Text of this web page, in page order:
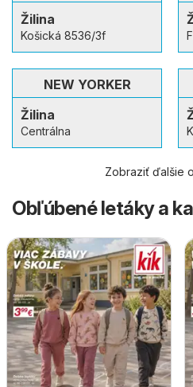
Žilina
Košická 8536/3f
NEW YORKER
Žilina
Centrálna
Zobraziť ďalšie
Obľúbené letáky a